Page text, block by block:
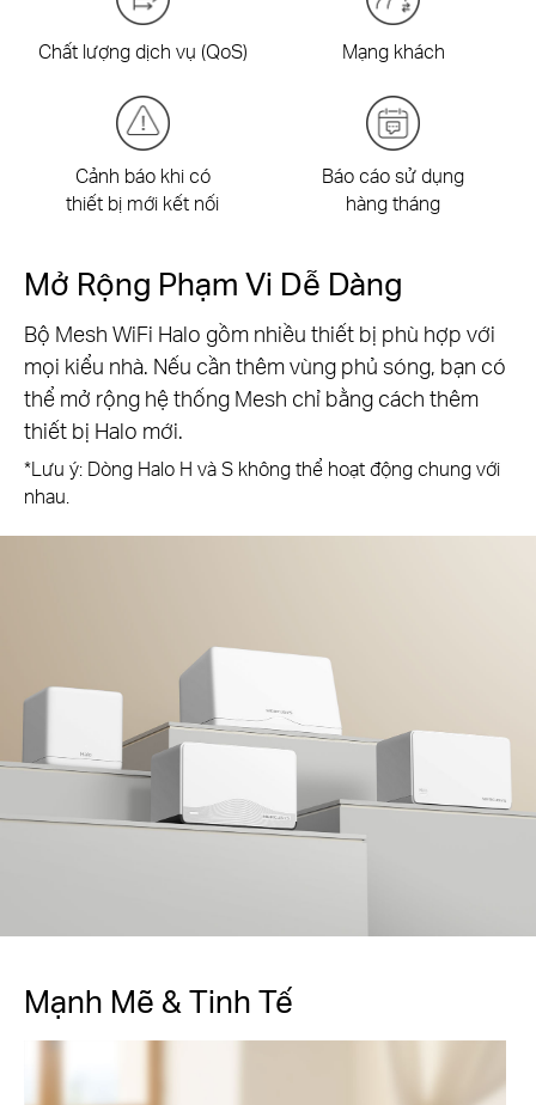
Chất lượng dịch vụ (QoS) Mạng khách
Cảnh báo khi có
thiết bị mới kết nối
Báo cáo sử dụng
hàng tháng
Mở Rộng Phạm Vi Dễ Dàng
Bộ Mesh WiFi Halo gồm nhiều thiết bị phù hợp với
mọi kiểu nhà. Nếu cần thêm vùng phủ sóng, bạn có
thể mở rộng hệ thống Mesh chỉ bằng cách thêm
thiết bị Halo mới.
*Lưu ý: Dòng Halo H và S không thể hoạt động chung với
nhau.
Mạnh Mẽ & Tinh Tế